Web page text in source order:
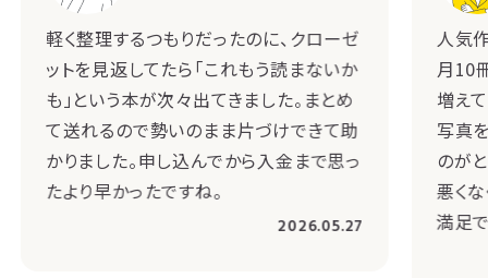
軽く整理するつもりだったのに、クローゼ
ットを見返してたら「これもう読まないか
も」という本が次々出てきました。まとめ
て送れるので勢いのまま片づけできて助
かりました。申し込んでから入金まで思っ
たより早かったですね。
2026.05.27
人気
月10
増え
写真
のが
悪く
満足